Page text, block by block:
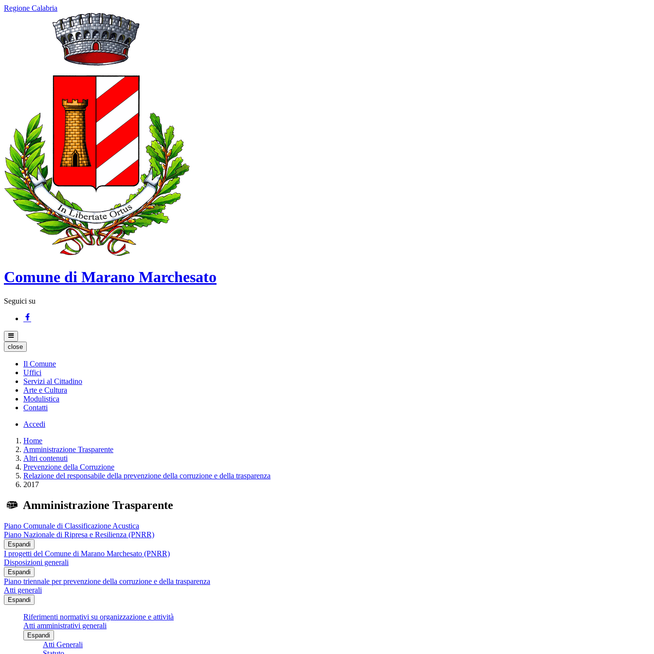
Regione Calabria
Comune di Marano Marchesato
Seguici su
close
Il Comune
Uffici
Servizi al Cittadino
Arte e Cultura
Modulistica
Contatti
Accedi
Home
Amministrazione Trasparente
Altri contenuti
Prevenzione della Corruzione
Relazione del responsabile della prevenzione della corruzione e della trasparenza
2017
Amministrazione Trasparente
Piano Comunale di Classificazione Acustica
Piano Nazionale di Ripresa e Resilienza (PNRR)
Espandi
I progetti del Comune di Marano Marchesato (PNRR)
Disposizioni generali
Espandi
Piano triennale per prevenzione della corruzione e della trasparenza
Atti generali
Espandi
Riferimenti normativi su organizzazione e attività
Atti amministrativi generali
Espandi
Atti Generali